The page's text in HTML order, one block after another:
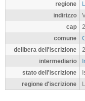
regione
indirizzo
cap
comune
delibera dell'iscrizione
intermediario
stato dell'iscrizione
regione d'iscrizione